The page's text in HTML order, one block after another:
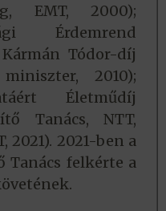
EMT, 2000);
Érdemrend
Tódor-díj
2010);
Életműdíj
Tanács, NTT,
2021). 2021-ben a
Tanács felkérte a